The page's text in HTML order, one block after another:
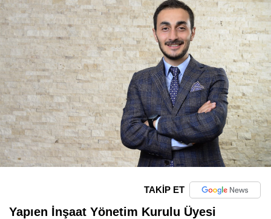
TAKİP ET
Yapıen İnşaat Yönetim Kurulu Üyesi